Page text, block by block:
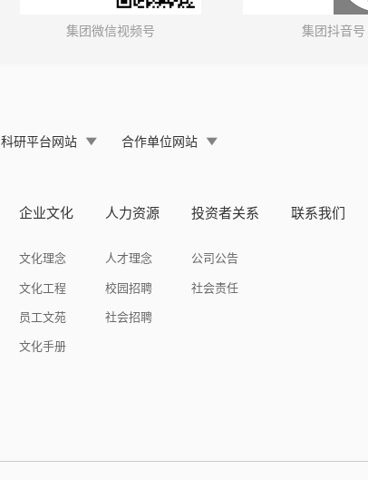
集团微信视频号 集团抖音号
科研平台网站 合作单位网站
企业文化
文化理念
文化工程
员工文苑
文化手册
人力资源
人才理念
校园招聘
社会招聘
投资者关系
公司公告
社会责任
联系我们